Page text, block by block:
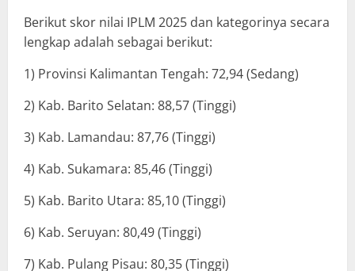
Berikut skor nilai IPLM 2025 dan kategorinya secara
lengkap adalah sebagai berikut:
1) Provinsi Kalimantan Tengah: 72,94 (Sedang)
2) Kab. Barito Selatan: 88,57 (Tinggi)
3) Kab. Lamandau: 87,76 (Tinggi)
4) Kab. Sukamara: 85,46 (Tinggi)
5) Kab. Barito Utara: 85,10 (Tinggi)
6) Kab. Seruyan: 80,49 (Tinggi)
7) Kab. Pulang Pisau: 80,35 (Tinggi)